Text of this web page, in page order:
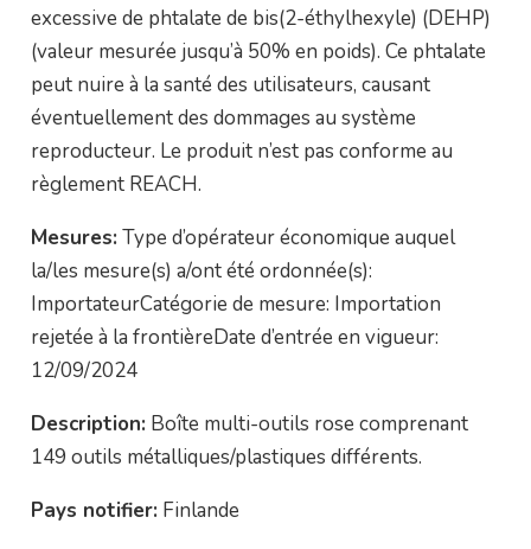
excessive de phtalate de bis(2-éthylhexyle) (DEHP)
(valeur mesurée jusqu’à 50% en poids). Ce phtalate
peut nuire à la santé des utilisateurs, causant
éventuellement des dommages au système
reproducteur. Le produit n’est pas conforme au
règlement REACH.
Mesures: Type d’opérateur économique auquel
la/les mesure(s) a/ont été ordonnée(s):
ImportateurCatégorie de mesure: Importation
rejetée à la frontièreDate d’entrée en vigueur:
12/09/2024
Description: Boîte multi-outils rose comprenant
149 outils métalliques/plastiques différents.
Pays notifier: Finlande